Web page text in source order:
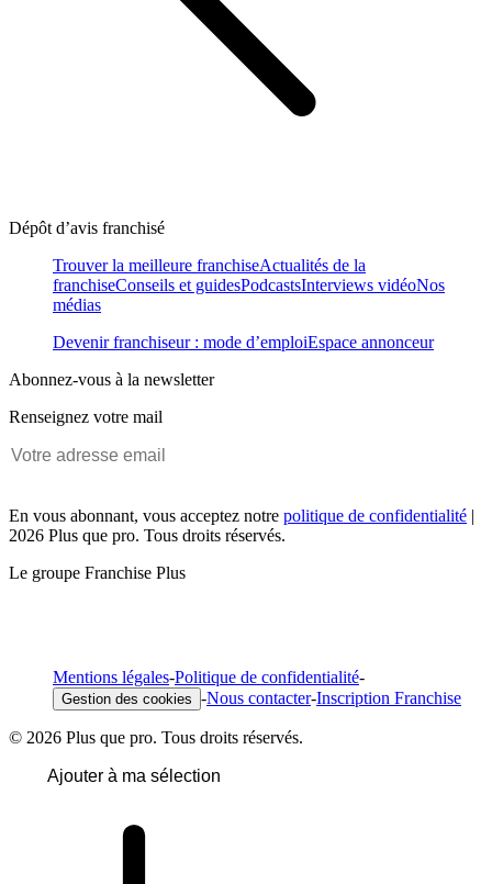
Dépôt d’avis franchisé
Trouver la meilleure franchiseActualités de la
franchiseConseils et guidesPodcastsInterviews vidéoNos
médias
Devenir franchiseur : mode d’emploiEspace annonceur
Abonnez-vous à la newsletter
Renseignez votre mail
En vous abonnant, vous acceptez notre politique de confidentialité |
2026 Plus que pro. Tous droits réservés.
Le groupe Franchise Plus
Mentions légales-Politique de confidentialité-
Gestion des cookies -Nous contacter-Inscription Franchise
© 2026 Plus que pro. Tous droits réservés.
Ajouter à ma sélection